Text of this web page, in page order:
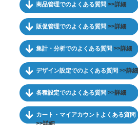
商品管理でのよくある質問 >>詳細
販促管理でのよくある質問 >>詳細
集計・分析でのよくある質問 >>詳細
デザイン設定でのよくある質問 >>詳細
各種設定でのよくある質問 >>詳細
カート・マイアカウントよくある質問
>>詳細